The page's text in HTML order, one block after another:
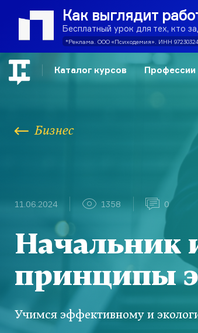
Как выглядит
Бесплатный урок для тех, кто
*Реклама. ООО «Психодемия». ИНН
Каталог курсов Профессии
Бизнес
11.06.2024 1358 0
Начальник
принципы
Учимся эффективному и